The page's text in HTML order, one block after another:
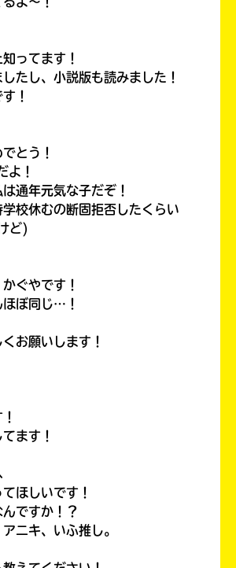
ーワードから探す
ィシャルアカウント
ってます！
たし、小説版も読みました！
！
とう！
よ！
通年元気な子だぞ！
校休むの断固拒否したくらい
ど)
ぐやです！
ほぼ同じ…！
お願いします！
ます！
ほしいです！
ですか！？
ニキ、いふ推し。